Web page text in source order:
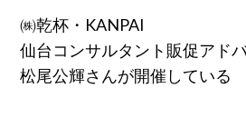
㈱乾杯・KANPAI
仙台コンサルタント販促アド
松尾公輝さんが開催している